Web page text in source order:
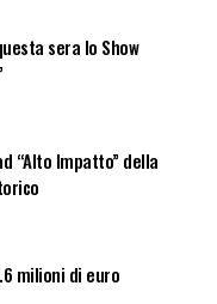
sera lo Show
“Alto Impatto” della
milioni di euro